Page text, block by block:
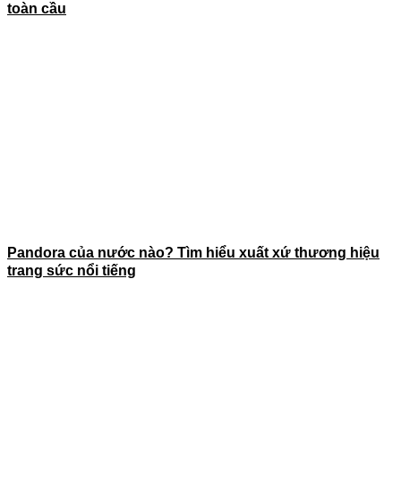
toàn cầu
Pandora của nước nào? Tìm hiểu xuất xứ thương hiệu
trang sức nổi tiếng